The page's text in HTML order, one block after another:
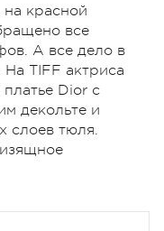
на красной
все
А все дело в
TIFF актриса
Dior с
декольте и
слоев тюля.